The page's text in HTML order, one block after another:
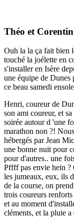
Théo et
Ouh la la ça fait bien
touché la joélette en
s'installer en Isère
une équipe de Dunes
ce beau samedi
Henri, coureur de
son ami coureur, et
soirée autour d 'une
marathon non ?!
hébergés par Jean
une bonne nuit pour
pour d'autres.. une
Pffff pas envie hein ?
les jumeaux, eux, ils
de la course, on
trois coureurs
et au moment
cléments, et la pluie a